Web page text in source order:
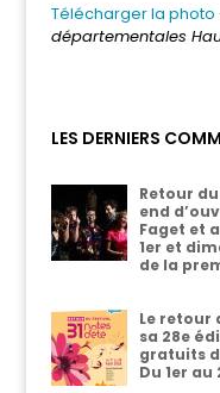
Télécharger la photo
départementales
LES DERNIERS
Retour
end
Faget et
1er et
de la
Le retour
sa 28e
gratuits
Du 1er au